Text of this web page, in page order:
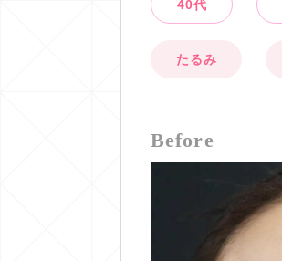
40代
たるみ
Before